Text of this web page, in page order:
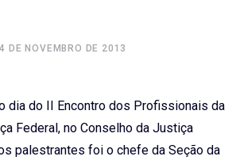
DE NOVEMBRO DE 2013
dia do II Encontro dos Profissionais da
Federal, no Conselho da Justiça
palestrantes foi o chefe da Seção da